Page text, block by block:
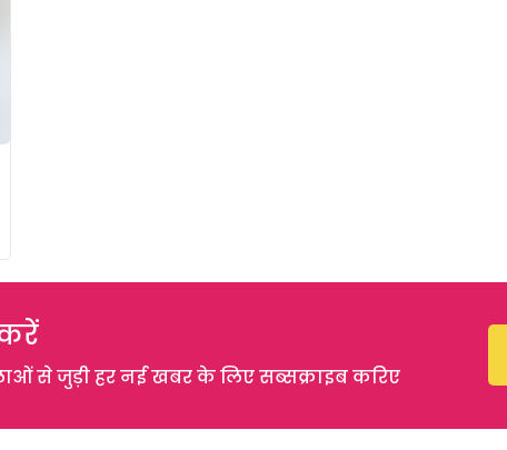
से जुड़ी हर नई खबर के लिए सब्सक्राइब करिए